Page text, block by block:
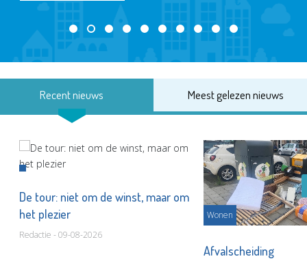
Recent nieuws Meest gelezen nieuws
De tour: niet om de winst, maar om
het plezier
Redactie - 09-08-2026
Wonen
Afvalscheiding